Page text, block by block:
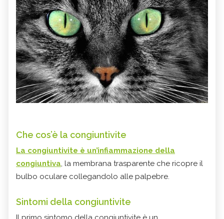
Che cos’è la congiuntivite
La congiuntivite è un’infiammazione della
congiuntiva, la membrana trasparente che ricopre il
bulbo oculare collegandolo alle palpebre.
Sintomi della congiuntivite